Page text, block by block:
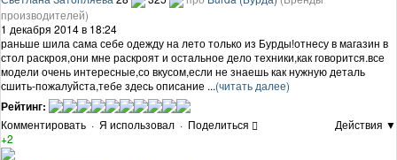
производителей)
1 декабря 2014 в 18:24
раньше шила сама себе одежду на лето только из Бурды!отнесу в магазин в
стол раскроя,они мне раскроят и остальное дело техники,как говорится.все
модели очень интересные,со вкусом,если не знаешь как нужную деталь
сшить-пожалуйста,тебе здесь описание ...(читать далее)
Рейтинг:
Комментировать · Я использовал · Поделиться
Действия ▼
+2